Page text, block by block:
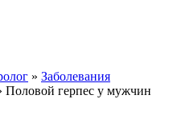
» Заболевания
Половой герпес у мужчин